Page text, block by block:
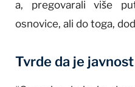
a, pregovarali više
osnovice, ali do toga,
Tvrde da je